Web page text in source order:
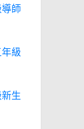
師
級
生